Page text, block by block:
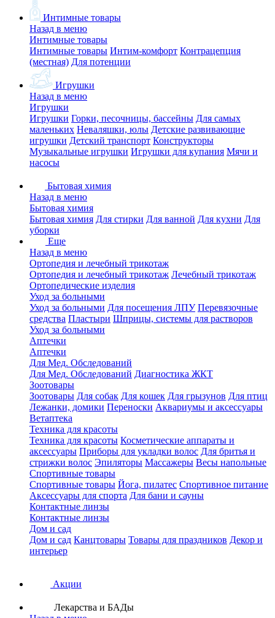
Интимные товары
Назад в меню
Интимные товары
Интимные товары Интим-комфорт Контрацепция
(местная) Для потенции
Игрушки
Назад в меню
Игрушки
Игрушки Горки, песочницы, бассейны Для самых
маленьких Неваляшки, юлы Детские развивающие
игрушки Детский транспорт Конструкторы
Музыкальные игрушки Игрушки для купания Мячи и
насосы
Бытовая химия
Назад в меню
Бытовая химия
Бытовая химия Для стирки Для ванной Для кухни Для
уборки
Еще
Назад в меню
Ортопедия и лечебный трикотаж
Ортопедия и лечебный трикотаж Лечебный трикотаж
Ортопедические изделия
Уход за больными
Уход за больными Для посещения ЛПУ Перевязочные
средства Пластыри Шприцы, системы для растворов
Уход за больными
Аптечки
Аптечки
Для Мед. Обследований
Для Мед. Обследований Диагностика ЖКТ
Зоотовары
Зоотовары Для собак Для кошек Для грызунов Для птиц
Лежанки, домики Переноски Аквариумы и аксессуары
Ветаптека
Техника для красоты
Техника для красоты Косметические аппараты и
аксессуары Приборы для укладки волос Для бритья и
стрижки волос Эпиляторы Массажеры Весы напольные
Спортивные товары
Спортивные товары Йога, пилатес Спортивное питание
Аксессуары для спорта Для бани и сауны
Контактные линзы
Контактные линзы
Дом и сад
Дом и сад Канцтовары Товары для праздников Декор и
интерьер
Акции
Лекарства и БАДы